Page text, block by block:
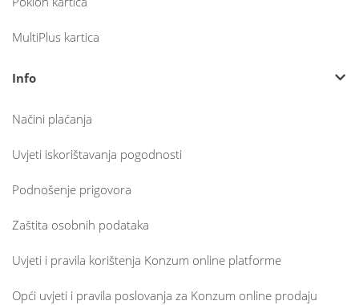
MultiPlus kartica
Info
Načini plaćanja
Uvjeti iskorištavanja pogodnosti
Podnošenje prigovora
Zaštita osobnih podataka
Uvjeti i pravila korištenja Konzum online platforme
Opći uvjeti i pravila poslovanja za Konzum online prodaju